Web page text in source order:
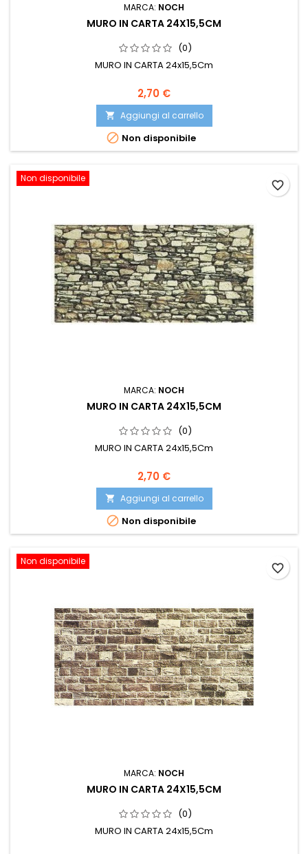
MARCA: NOCH
MURO IN CARTA 24X15,5CM
(0)
MURO IN CARTA 24x15,5Cm
2,70 €
 Aggiungi al carrello
 Non disponibile
Non disponibile
MARCA: NOCH
MURO IN CARTA 24X15,5CM
(0)
MURO IN CARTA 24x15,5Cm
2,70 €
 Aggiungi al carrello
 Non disponibile
favorite_border
Non disponibile
MARCA: NOCH
MURO IN CARTA 24X15,5CM
(0)
MURO IN CARTA 24x15,5Cm
favorite_border